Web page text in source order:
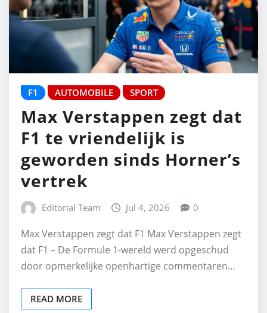
F1 AUTOMOBILE SPORT
Max Verstappen zegt dat
F1 te vriendelijk is
geworden sinds Horner’s
vertrek
Editorial Team Jul 4, 2026 0
Max Verstappen zegt dat F1 Max Verstappen zegt
dat F1 – De Formule 1-wereld werd opgeschud
door opmerkelijke openhartige commentaren…
READ MORE